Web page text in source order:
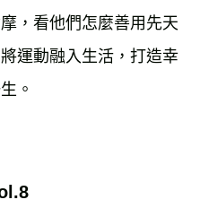
，看他們怎麼善用先天
運動融入生活，打造幸
。